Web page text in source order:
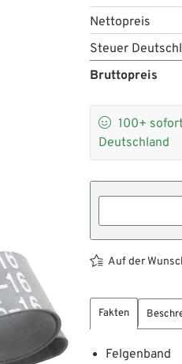
Nettopreis
Steuer
Bruttopreis
 100+
Deutschland
Auf der
Fakten
Felgenband